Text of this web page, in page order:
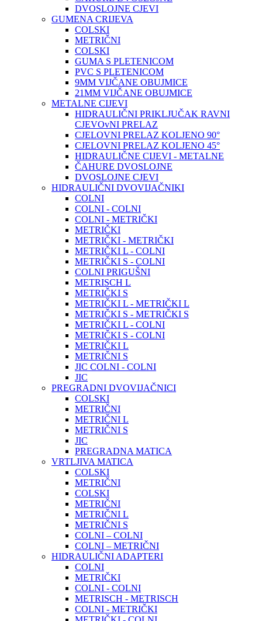
DVOSLOJNE CJEVI
GUMENA CRIJEVA
COLSKI
METRIČNI
COLSKI
GUMA S PLETENICOM
PVC S PLETENICOM
9MM VIJČANE OBUJMICE
21MM VIJČANE OBUJMICE
METALNE CIJEVI
HIDRAULIČNI PRIKLJUČAK RAVNI
CJEVOvNI PRELAZ
CJELOVNI PRELAZ KOLJENO 90°
CJELOVNI PRELAZ KOLJENO 45°
HIDRAULIČNE CIJEVI - METALNE
ČAHURE DVOSLOJNE
DVOSLOJNE CJEVI
HIDRAULIČNI DVOVIJAČNIKI
COLNI
COLNI - COLNI
COLNI - METRIČKI
METRIČKI
METRIČKI - METRIČKI
METRIČKI L - COLNI
METRIČKI S - COLNI
COLNI PRIGUŠNI
METRISCH L
METRIČKI S
METRIČKI L - METRIČKI L
METRIČKI S - METRIČKI S
METRIČKI L - COLNI
METRIČKI S - COLNI
METRIČKI L
METRIČNI S
JIC COLNI - COLNI
JIC
PREGRADNI DVOVIJAČNICI
COLSKI
METRIČNI
METRIČNI L
METRIČNI S
JIC
PREGRADNA MATICA
VRTLJIVA MATICA
COLSKI
METRIČNI
COLSKI
METRIČNI
METRIČNI L
METRIČNI S
COLNI – COLNI
COLNI – METRIČNI
HIDRAULIČNI ADAPTERI
COLNI
METRIČKI
COLNI - COLNI
METRISCH - METRISCH
COLNI - METRIČKI